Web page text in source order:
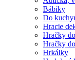
Bábiky
Do
Hracie
Hračky
Hračky
Hrkálky